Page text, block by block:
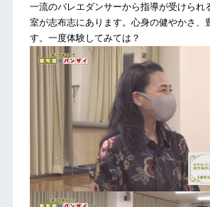
一流のバレエダンサーから指導が受けられ
室が志布志にあります。心身の健やかさ、
す。一度体験してみては？